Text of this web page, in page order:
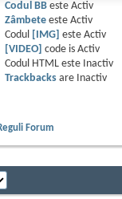
Codul BBeste Activ
Zâmbeteeste Activ
Codul
[IMG] este Activ
[VIDEO]
code is Activ
Codul HTML este
Inactiv
Trackbacksare
Inactiv
Forum